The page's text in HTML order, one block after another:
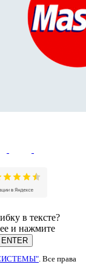
в тексте?
и нажмите
ENTER
. Все права